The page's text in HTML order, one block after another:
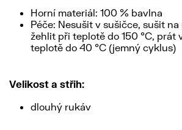
Horní materiál: 100 % bavlna
Péče: Nesušit v sušičce, sušit
žehlit při teplotě do 150 °C, prát
teplotě do 40 °C (jemný cyklus)
Velikost a střih:
dlouhý rukáv